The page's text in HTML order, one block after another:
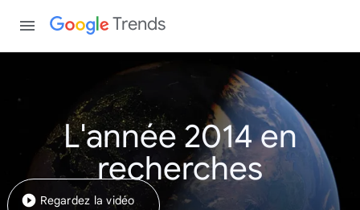
Trends
L'année 2014 en
recherches
Regardez la vidéo